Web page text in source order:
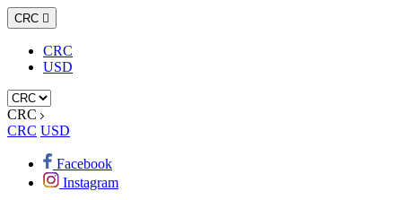
CRC 
CRC
USD
CRC
CRC USD
Facebook
Instagram